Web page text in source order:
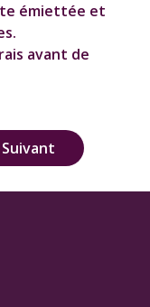
émiettée et
avant de
Suivant